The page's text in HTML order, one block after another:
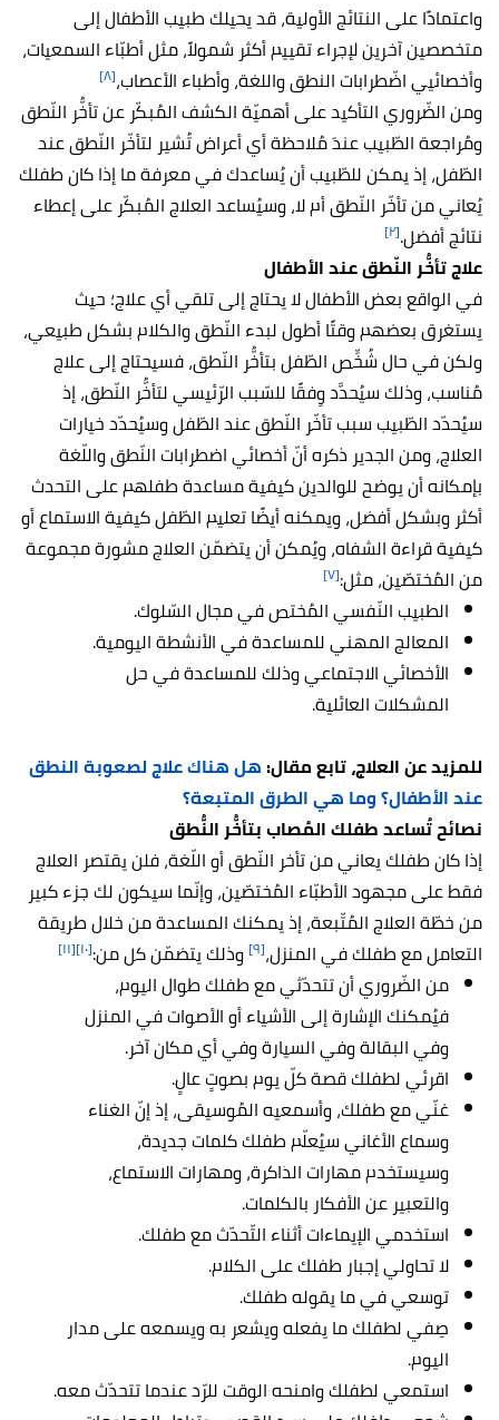
واعتمادًا على النتائج الأولية، قد يحيلك طبيب الأطفال إلى
متخصصين آخرين لإجراء تقييم أكثر شمولاً، مثل أطبّاء السمعيات،
وأخصائيي اضّطرابات النطق واللغة، وأطباء الأعصاب،[٨]
ومن الضّروري التأكيد على أهميّة الكشف المُبكّر عن تأخُّر النّطق
ومُراجعة الطّبيب عندَ مُلاحظة أي أعراض تُشير لتأخّر النّطق عند
الطّفل، إذ يمكن للطّبيب أن يُساعدك في معرفة ما إذا كان طفلك
يُعاني من تأخّر النّطق أم لا، وسيُساعد العلاج المُبكّر على إعطاء
نتائج أفضل.[٢]
علاج تأخُّر النّطق عند الأطفال
في الواقع بعض الأطفال لا يحتاج إلى تلقي أي علاج؛ حيث
يستغرق بعضهم وقتًا أطول لبدء النّطق والكلام بشكل طبيعي،
ولكن في حال شُخِّص الطّفل بتأخُّر النّطق، فسيحتاج إلى علاج
مُناسب، وذلك سيُحدَّد وِفقًا للسّبب الرّئيسي لتأخُّر النّطق، إذ
سيُحدّد الطّبيب سبب تأخّر النّطق عند الطّفل وسيُحدّد خيارات
العلاج، ومن الجدير ذكره أنّ أخصائي اضطرابات النّطق واللّغة
بإمكانه أن يوضح للوالدين كيفية مساعدة طفلهم على التحدث
أكثر وبشكل أفضل، ويمكنه أيضًا تعليم الطّفل كيفية الاستماع أو
كيفية قراءة الشفاه، ويُمكن أن يتضمّن العلاج مشورة مجموعة
من المُختصّين، مثل:[٧]
الطبيب النّفسي المُختص في مجال السّلوك.
المعالج المهني للمساعدة في الأنشطة اليومية.
الأخصائي الاجتماعي وذلك للمساعدة في حل
المشكلات العائلية.
للمزيد عن العلاج، تابع مقال:هل هناك علاج لصعوبة النطق
عند الأطفال؟ وما هي الطرق المتبعة؟
نصائح تُساعد طفلك المُصاب بتأخُّر النُّطق
إذا كان طفلك يعاني من تأخر النّطق أو اللّغة، فلن يقتصر العلاج
فقط على مجهود الأطبّاء المُختصّين، وإنّما سيكون لك جزء كبير
من خطّة العلاج المُتّبعة، إذ يمكنك المساعدة من خلال طريقة
التعامل مع طفلك في المنزل،[٩] وذلك يتضمّن كل من:[١٠] [١١]
من الضّروري أن تتحدّثي مع طفلك طوال اليوم،
فيُمكنك الإشارة إلى الأشياء أو الأصوات في المنزل
وفي البقالة وفي السيارة وفي أي مكان آخر.
اقرئي لطفلك قصة كلّ يوم بصوتٍ عالٍ.
غنّي مع طفلك، وأسمعيه المُوسيقى، إذ إنّ الغناء
وسماع الأغاني سيُعلّم طفلك كلمات جديدة،
وسيستخدم مهارات الذاكرة، ومهارات الاستماع،
والتعبير عن الأفكار بالكلمات.
استخدمي الإيماءات أثناء التّحدّث مع طفلك.
لا تحاولي إجبار طفلك على الكلام.
توسعي في ما يقوله طفلك.
صِفي لطفلك ما يفعله ويشعر به ويسمعه على مدار
اليوم.
استمعي لطفلك وامنحه الوقت للرّد عندما تتحدّث معه.